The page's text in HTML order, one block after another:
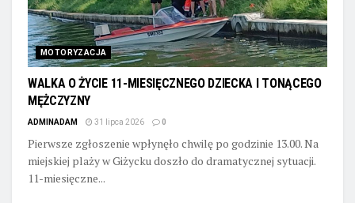
MOTORYZACJA
WALKA O ŻYCIE 11-MIESIĘCZNEGO DZIECKA I TONĄCEGO
MĘŻCZYZNY
ADMINADAM 31 lipca 2026 0
Pierwsze zgłoszenie wpłynęło chwilę po godzinie 13.00. Na
miejskiej plaży w Giżycku doszło do dramatycznej sytuacji.
11-miesięczne...